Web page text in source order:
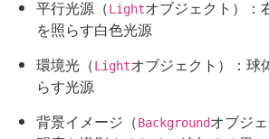
平行光源（Lightオブジェクト）：
を照らす白色光源
環境光（Lightオブジェクト）：球
らす光源
背景イメージ（Backgroundオブジ